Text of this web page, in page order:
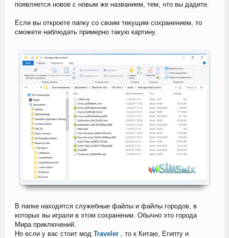
появляется новое с новым же названием, тем, что вы дадите.
Если вы откроете папку со своим текущим сохранением, то
сможете наблюдать примерно такую картину.
В папке находятся служебные файлы и файлы городов, в
которых вы играли в этом сохранении. Обычно это города
Мира приключений.
Но если у вас стоит мод Traveler, то к Китаю, Египту и